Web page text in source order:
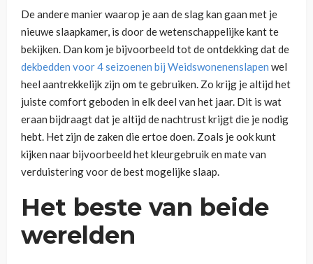
De andere manier waarop je aan de slag kan gaan met je
nieuwe slaapkamer, is door de wetenschappelijke kant te
bekijken. Dan kom je bijvoorbeeld tot de ontdekking dat de
dekbedden voor 4 seizoenen bij Weidswonenenslapen wel
heel aantrekkelijk zijn om te gebruiken. Zo krijg je altijd het
juiste comfort geboden in elk deel van het jaar. Dit is wat
eraan bijdraagt dat je altijd de nachtrust krijgt die je nodig
hebt. Het zijn de zaken die ertoe doen. Zoals je ook kunt
kijken naar bijvoorbeeld het kleurgebruik en mate van
verduistering voor de best mogelijke slaap.
Het beste van beide
werelden